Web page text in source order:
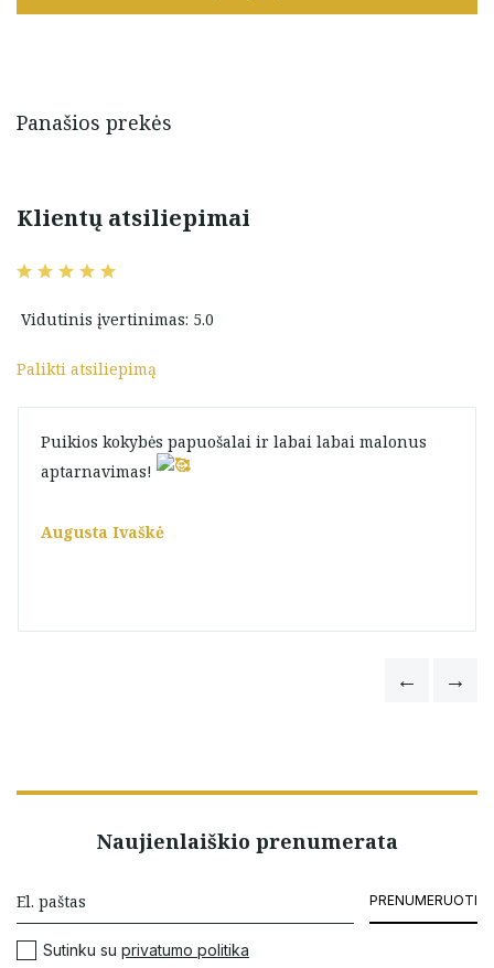
su
detalėmis
Panašios prekės
Klientų atsiliepimai
Vidutinis įvertinimas: 5.0
Palikti atsiliepimą
Puikios kokybės papuošalai ir labai labai malonus
aptarnavimas!
Augusta Ivaškė
Naujienlaiškio prenumerata
PRENUMERUOTI
Sutinku su privatumo politika